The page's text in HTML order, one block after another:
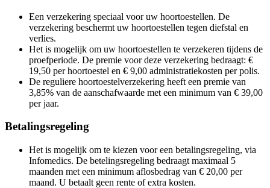
Een verzekering speciaal voor uw hoortoestellen. De
verzekering beschermt uw hoortoestellen tegen diefstal en
verlies.
Het is mogelijk om uw hoortoestellen te verzekeren tijdens de
proefperiode. De premie voor deze verzekering bedraagt: €
19,50 per hoortoestel en € 9,00 administratiekosten per polis.
De reguliere hoortoestelverzekering heeft een premie van
3,85% van de aanschafwaarde met een minimum van € 39,00
per jaar.
Betalingsregeling
Het is mogelijk om te kiezen voor een betalingsregeling, via
Infomedics. De betelingsregeling bedraagt maximaal 5
maanden met een minimum aflosbedrag van € 20,00 per
maand. U betaalt geen rente of extra kosten.